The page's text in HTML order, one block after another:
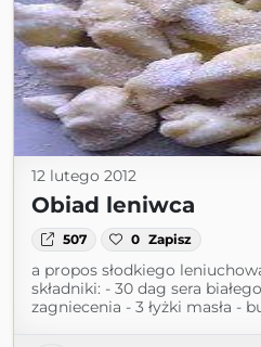
12 lutego 2012
Obiad leniwca
507 0 Zapisz
a propos słodkiego
składniki: - 30 dag sera
zagniecenia - 3 łyżki masła -